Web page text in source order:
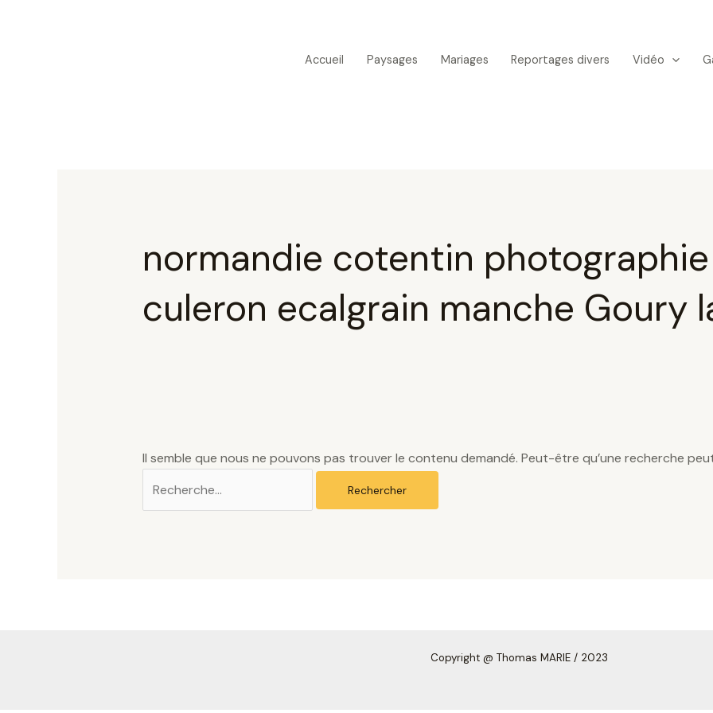
Accueil Paysages Mariages Reportages divers Vidéo
normandie cotentin
culeron ecalgrain manche Goury
Il semble que nous ne pouvons pas trouver le contenu demandé. Peut-être qu’une recherche
Copyright @ Thomas MARIE / 2023